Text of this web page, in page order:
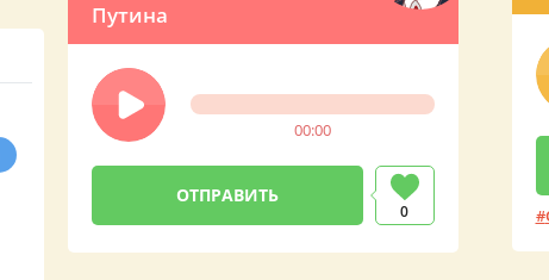
Путина
00:00
0